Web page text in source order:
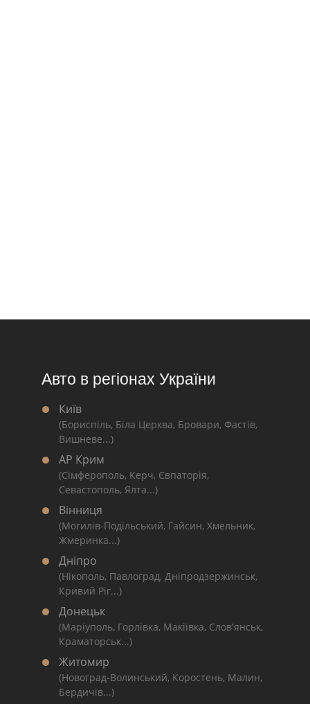
Авто в регіонах України
Київ
(Бориспіль, Біла Церква, Бровари, Фастів,
Вишневе...)
АР Крим
(Сімферополь, Керч, Євпаторія,
Севастополь, Ялта...)
Вінниця
(Могилів-Подільський, Гайсин, Хмельник,
Жмеринка...)
Дніпро
(Нікополь, Павлоград, Дніпродзержинськ,
Кривий Ріг...)
Донецьк
(Маріуполь, Горлівка, Макіївка, Слов'янськ,
Краматорськ...)
Житомир
(Новоград-Волинський, Коростень, Малин,
Бердичів...)